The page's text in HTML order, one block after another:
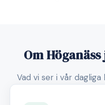
Om
Vad vi ser i vår